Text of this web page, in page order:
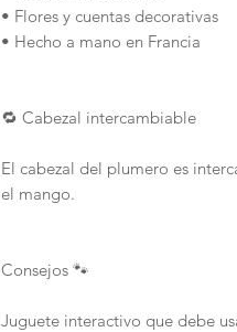
• Flores y cuentas decorativas
• Hecho a mano en Francia
🔁 Cabezal intercambiable
El cabezal del plumero es
el mango.
Consejos 🐾
Juguete interactivo que debe